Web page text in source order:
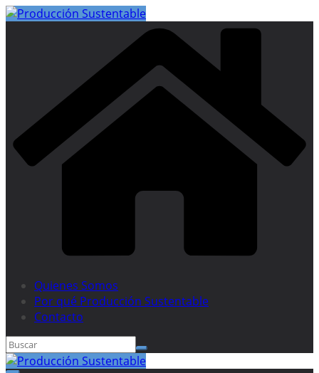
Saltar
Quienes Somos
Por qué Producción Sustentable
Contacto